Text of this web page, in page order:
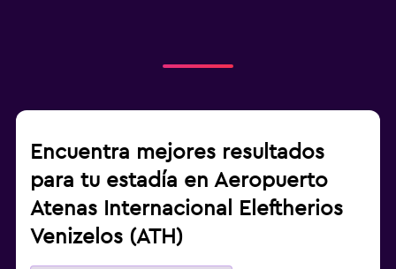
Encuentra mejores resultados
para tu estadía en Aeropuerto
Atenas Internacional Eleftherios
Venizelos (ATH)